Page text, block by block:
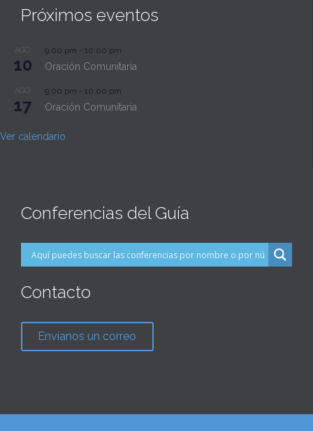
Próximos eventos
AGO
10
9:00 pm - 10:00 pm
Oración Comunitaria
AGO
17
9:00 pm - 10:00 pm
Oración Comunitaria
Ver calendario
Conferencias del Guía
Contacto
Envíanos un correo